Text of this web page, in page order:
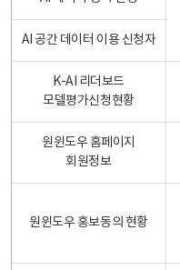
AI 공간 데이터 이용 신청자
K-AI 리더보드
모델평가신청현황
원윈도우 홈페이지
회원정보
원윈도우 홍보동의 현황